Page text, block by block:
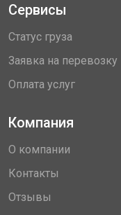
Сервисы
Статус груза
Заявка на перевозку
Оплата услуг
Компания
О компании
Контакты
Отзывы